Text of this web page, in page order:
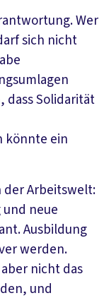
Wer
sich nicht
dass Solidarität
könnte ein
der Arbeitswelt:
neue
Ausbildung
werden.
nicht das
und